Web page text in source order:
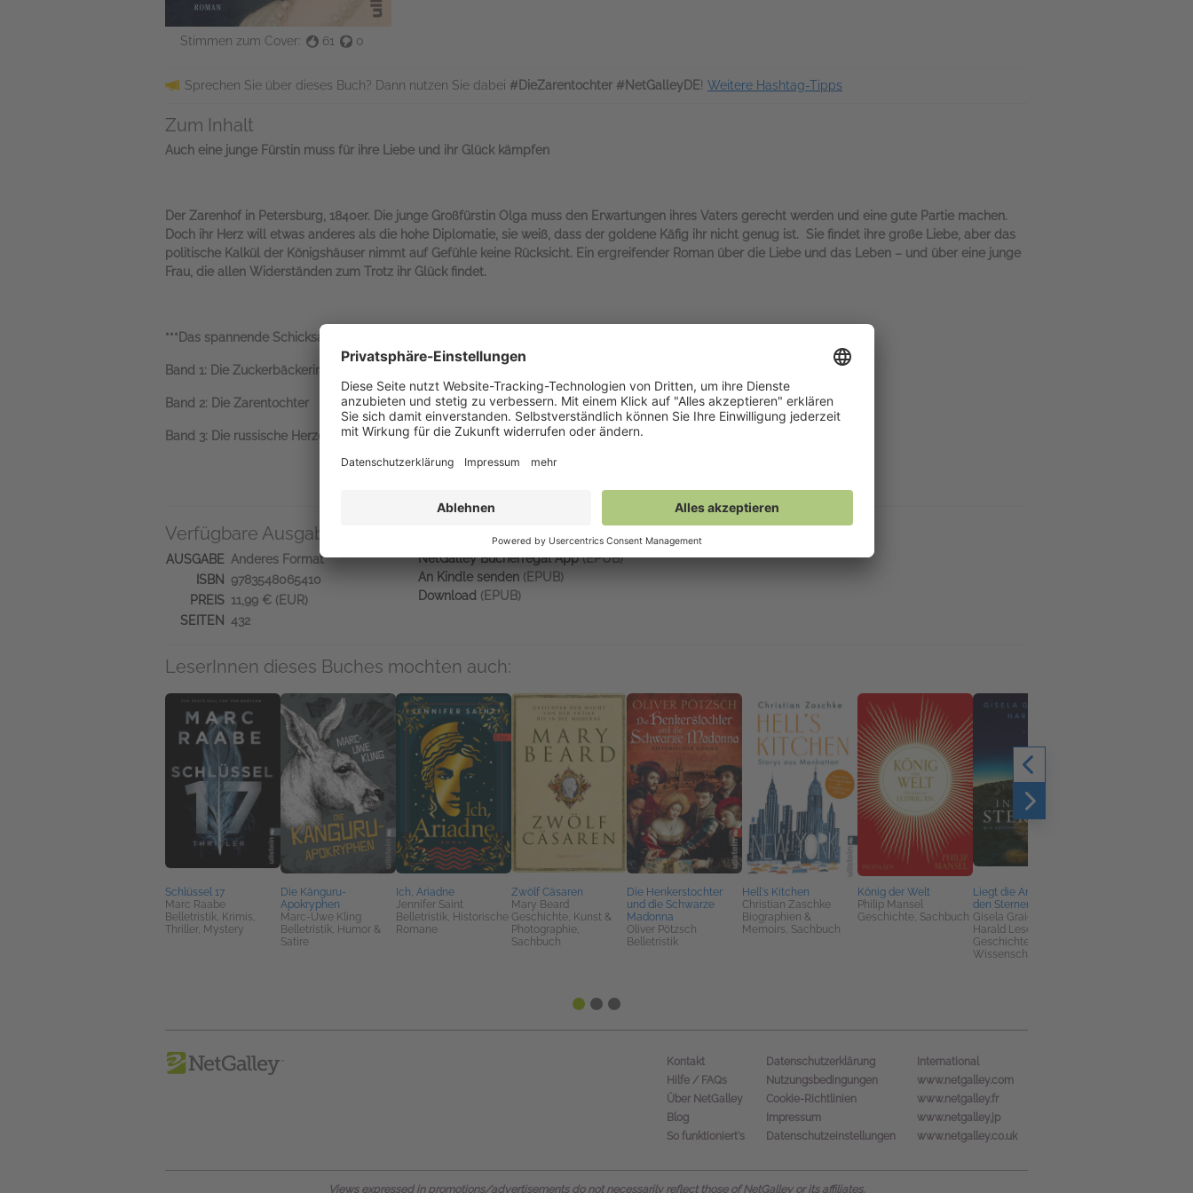
Stimmen zum Cover: 61 0
Sprechen Sie über dieses Buch? Dann nutzen Sie dabei #DieZarentochter #NetGalleyDE! Weitere Hashtag-Tipps
Zum Inhalt
Auch eine junge Fürstin muss für ihre Liebe und ihr Glück kämpfen
Der Zarenhof in Petersburg, 1840er. Die junge Großfürstin Olga muss den Erwartungen ihres Vaters gerecht werden und eine gute Partie machen.
Doch ihr Herz will etwas anderes als die hohe Diplomatie, sie weiß, dass der goldene Käfig ihr nicht genug ist. Sie findet ihre große Liebe, aber das
politische Kalkül der Königshäuser nimmt auf Gefühle keine Rücksicht. Ein ergreifender Roman über die Liebe und das Leben – und über eine junge
Frau, die allen Widerständen zum Trotz ihr Glück findet.
***Das spannende Schicksal der Königin von Württemberg.***
Band 1: Die Zuckerbäckerin
Band 2: Die Zarentochter
Band 3: Die russische Herzogin
Verfügbare Ausgaben
AUSGABE Anderes Format
ISBN
9783548065410
PREIS 11,99 € (EUR)
SEITEN 432
Auf NetGalley verfügbar
NetGalley Bücherregal App(EPUB)
An Kindle senden (EPUB)
Download (EPUB)
LeserInnen dieses Buches mochten auch:
Schlüssel 17
Marc Raabe
Belletristik, Krimis,
Thriller, Mystery
Die Känguru-
Apokryphen
Marc-Uwe Kling
Belletristik, Humor &
Satire
Ich, Ariadne
Jennifer Saint
Belletristik, Historische
Romane
Zwölf Cäsaren
Mary Beard
Geschichte, Kunst &
Photographie,
Sachbuch
Die Henkerstochter
und die Schwarze
Madonna
Oliver Pötzsch
Belletristik
Hell's Kitchen
Christian Zaschke
Biographien &
Memoirs, Sachbuch
König der Welt
Philip Mansel
Geschichte, Sachbuch
Liegt die Antwort in
den Sternen?
Gisela Graichen;
Harald Lesch
Geschichte,
Wissenschaft
Kontakt
Hilfe / FAQs
Über NetGalley
Blog
So funktioniert's
Datenschutzerklärung
Nutzungsbedingungen
Cookie-Richtlinien
Impressum
Datenschutzeinstellungen
International
www.netgalley.com
www.netgalley.fr
www.netgalley.jp
www.netgalley.co.uk
Views expressed in promotions/advertisements do not necessarily reflect those of NetGalley or its affiliates.